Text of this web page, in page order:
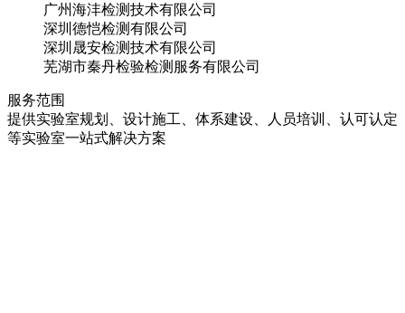
广州海沣检测技术有限公司
深圳德恺检测有限公司
深圳晟安检测技术有限公司
芜湖市秦丹检验检测服务有限公司
服务范围
提供实验室规划、设计施工、体系建设、人员培训、认可认定
等实验室一站式解决方案